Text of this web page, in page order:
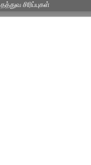
தத்துவ சிரிப்புகள்